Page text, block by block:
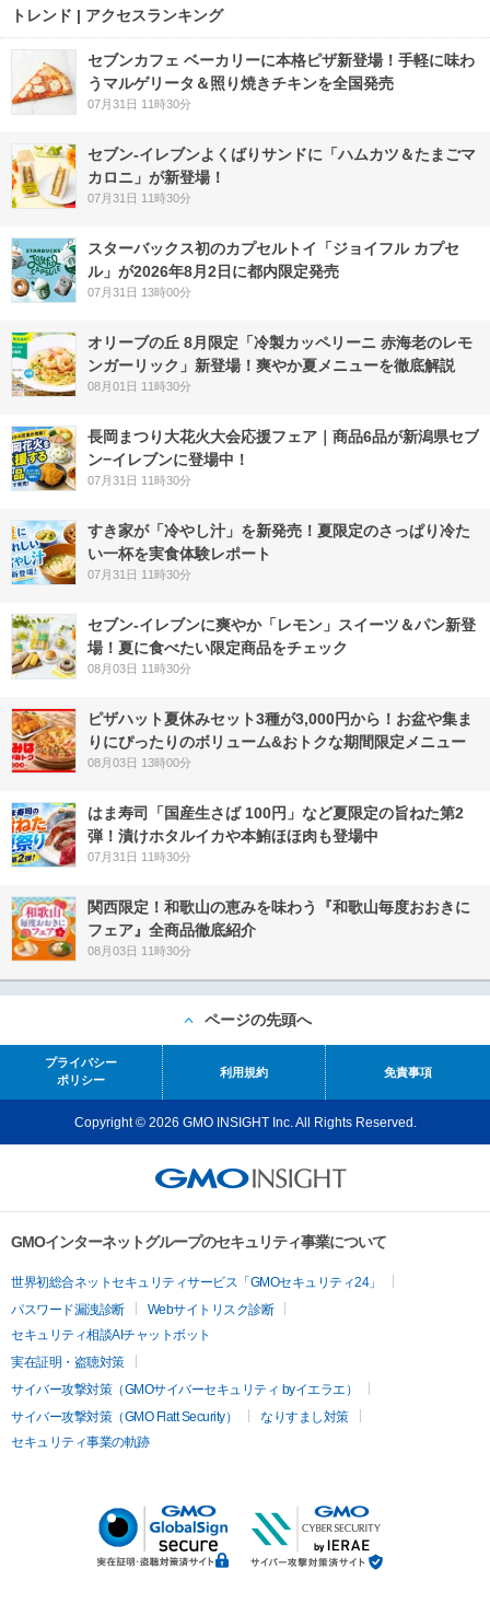
トレンド | アクセスランキング
セブンカフェ ベーカリーに本格ピザ新登場！手軽に味わ
うマルゲリータ＆照り焼きチキンを全国発売
07月31日 11時30分
セブン‐イレブンよくばりサンドに「ハムカツ＆たまごマ
カロニ」が新登場！
07月31日 11時30分
スターバックス初のカプセルトイ「ジョイフル カプセ
ル」が2026年8月2日に都内限定発売
07月31日 13時00分
オリーブの丘 8月限定「冷製カッペリーニ 赤海老のレモ
ンガーリック」新登場！爽やか夏メニューを徹底解説
08月01日 11時30分
長岡まつり大花火大会応援フェア｜商品6品が新潟県セブ
ン−イレブンに登場中！
07月31日 11時30分
すき家が「冷やし汁」を新発売！夏限定のさっぱり冷た
い一杯を実食体験レポート
07月31日 11時30分
セブン‐イレブンに爽やか「レモン」スイーツ＆パン新登
場！夏に食べたい限定商品をチェック
08月03日 11時30分
ピザハット夏休みセット3種が3,000円から！お盆や集ま
りにぴったりのボリューム&おトクな期間限定メニュー
08月03日 13時00分
はま寿司「国産生さば 100円」など夏限定の旨ねた第2
弾！漬けホタルイカや本鮪ほほ肉も登場中
07月31日 11時30分
関西限定！和歌山の恵みを味わう『和歌山毎度おおきに
フェア』全商品徹底紹介
08月03日 11時30分
ページの先頭へ
プライバシー
ポリシー
利用規約 免責事項
Copyright © 2026 GMO INSIGHT Inc. All Rights Reserved.
GMOインターネットグループのセキュリティ事業について
世界初総合ネットセキュリティサービス「GMOセキュリティ24」
パスワード漏洩診断
Webサイトリスク診断
セキュリティ相談AIチャットボット
実在証明・盗聴対策
サイバー攻撃対策（GMOサイバーセキュリティ byイエラエ）
サイバー攻撃対策（GMO Flatt Security）
なりすまし対策
セキュリティ事業の軌跡